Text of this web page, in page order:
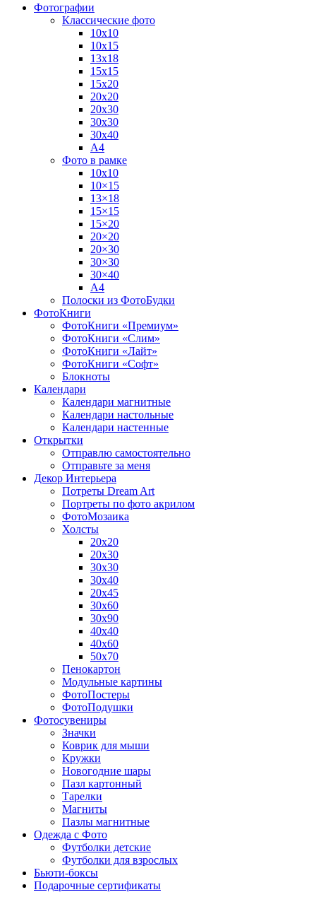
Фотографии
Классические фото
10х10
10х15
13х18
15х15
15х20
20х20
20х30
30х30
30х40
А4
Фото в рамке
10х10
10×15
13×18
15×15
15×20
20×20
20×30
30×30
30×40
A4
Полоски из ФотоБудки
ФотоКниги
ФотоКниги «Премиум»
ФотоКниги «Слим»
ФотоКниги «Лайт»
ФотоКниги «Софт»
Блокноты
Календари
Календари магнитные
Календари настольные
Календари настенные
Открытки
Отправлю самостоятельно
Отправьте за меня
Декор Интерьера
Потреты Dream Art
Портреты по фото акрилом
ФотоМозаика
Холсты
20х20
20х30
30х30
30х40
20х45
30х60
30х90
40х40
40х60
50х70
Пенокартон
Модульные картины
ФотоПостеры
ФотоПодушки
Фотоcувениры
Значки
Коврик для мыши
Кружки
Новогодние шары
Пазл картонный
Тарелки
Магниты
Пазлы магнитные
Одежда с Фото
Футболки детские
Футболки для взрослых
Бьюти-боксы
Подарочные сертификаты